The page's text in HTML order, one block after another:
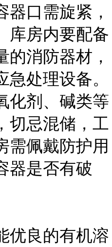
器口需旋紧，
库房内要配备
的消防器材，
急处理设备。
化剂、碱类等
切忌混储，工
需佩戴防护用
器是否有破
优良的有机溶